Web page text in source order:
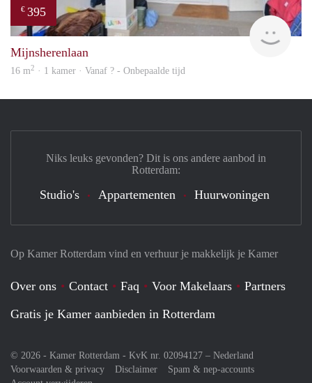
€ 395
Mijnsherenlaan
16 m2 · 1 kamer · Vanaf ? - Onbepaalde tijd
Op Kamer Rotterdam vind en verhuur je makkelijk je Kamer
Over ons Contact Faq Voor Makelaars
Partners
Gratis je Kamer aanbieden in Rotterdam
© 2026 - Kamer Rotterdam - KvK nr. 02094127 – Nederland
Voorwaarden & privacy
Disclaimer
Spam & nep-accounts
Niks leuks gevonden? Dit is ons andere aanbod in
Rotterdam:
Studio's Appartementen Huurwoningen